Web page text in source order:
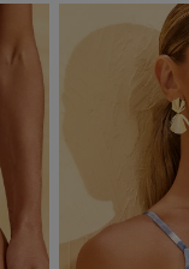
pó, sabonete e alvejante.
molho nem guarde
peças antes do primeiro
radiantes.